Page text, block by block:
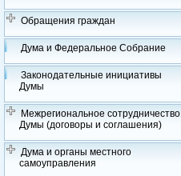
Обращения граждан
Дума и Федеральное Собрание
Законодательные инициативы
Думы
Межрегиональное сотрудничество
Думы (договоры и соглашения)
Дума и органы местного
самоуправления